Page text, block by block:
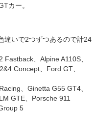
カー。
違いで2つずつあるので計24
、Alpine A110S、
Concept、Ford GT、
、Ginetta G55 GT4、
GTE、Porsche 911
5